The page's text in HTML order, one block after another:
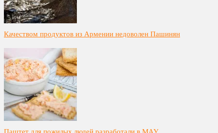
Качеством продуктов из Армении недоволен Пашинян
Паштет для пожилых людей разработали в МАУ